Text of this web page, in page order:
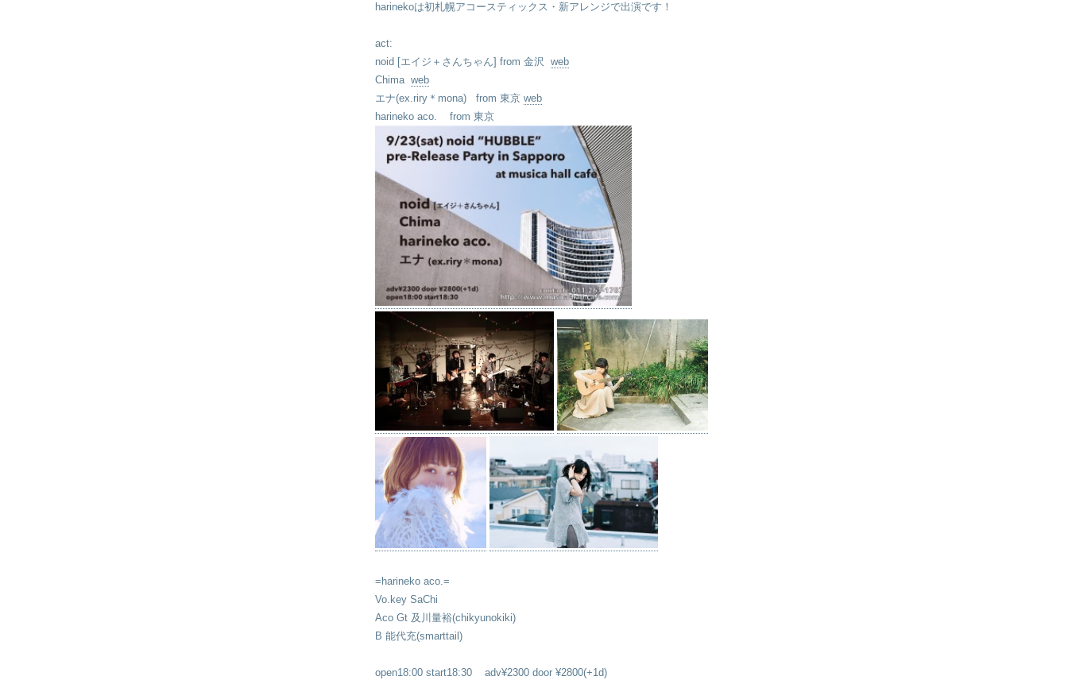
harinekoは初札幌アコースティックス・新アレンジで出演です！
act:
noid [エイジ＋さんちゃん] from 金沢 web
Chima web
エナ(ex.riry＊mona) from 東京 web
harineko aco. from 東京
=harineko aco.=
Vo.key SaChi
Aco Gt 及川量裕(chikyunokiki)
B 能代充(smarttail)
open18:00 start18:30 adv¥2300 door ¥2800(+1d)